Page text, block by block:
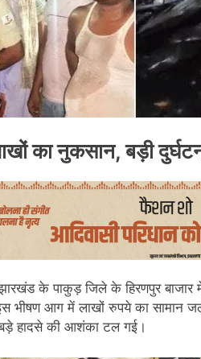
का नुकसान, बड़ी
के पाकुड़ जिले के हिरणपुर बाजार
भीषण आग में लाखों रुपये का सामान
बड़े हादसे की आशंका टल गई।